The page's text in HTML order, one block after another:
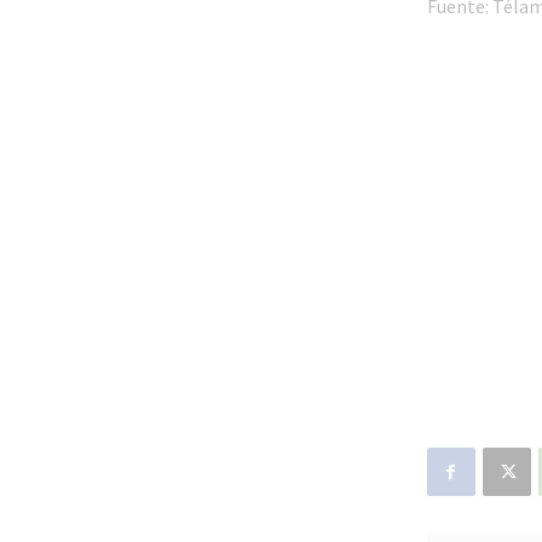
Fuente: